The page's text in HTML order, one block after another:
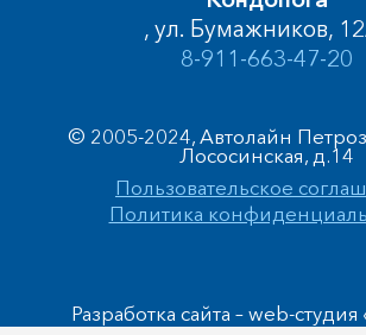
, ул. Бумажников,
8-911-663-47-20
© 2005-2024, Автолайн
Лососинская, д.14
Пользовательское
Политика
Разработка сайта – web-студия